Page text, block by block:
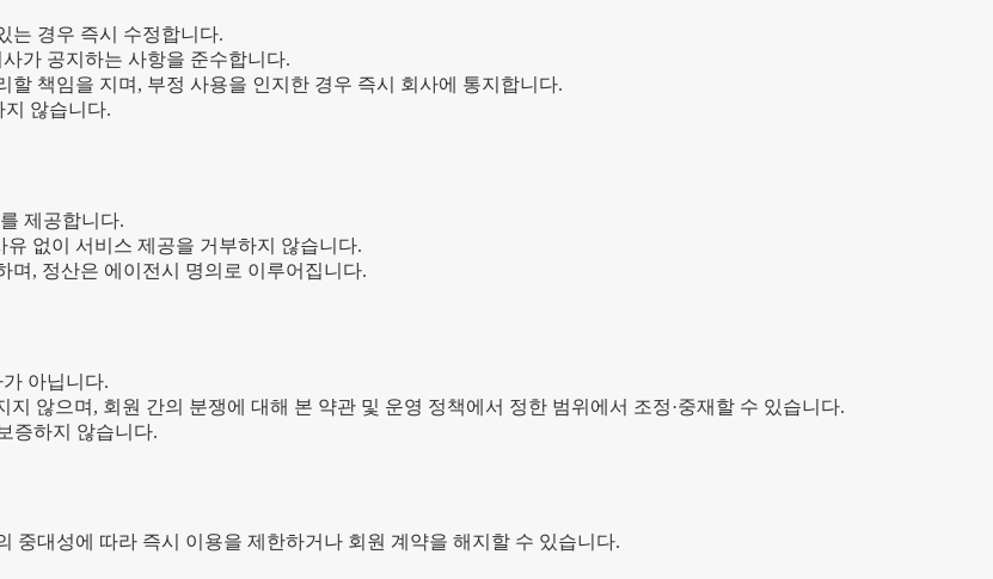
는 경우 즉시 수정합니다.
가 공지하는 사항을 준수합니다.
책임을 지며, 부정 사용을 인지한 경우 즉시 회사에 통지합니다.
지 않습니다.
제공합니다.
없이 서비스 제공을 거부하지 않습니다.
며, 정산은 에이전시 명의로 이루어집니다.
아닙니다.
않으며, 회원 간의 분쟁에 대해 본 약관 및 운영 정책에서 정한 범위에서 조정·중재할 수 있습니다.
증하지 않습니다.
중대성에 따라 즉시 이용을 제한하거나 회원 계약을 해지할 수 있습니다.